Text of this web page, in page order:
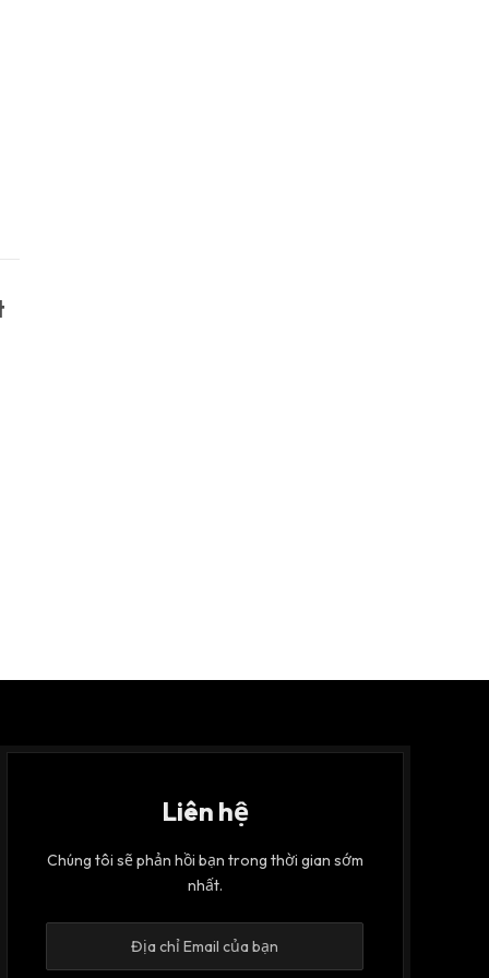
Liên hệ
Chúng tôi sẽ phản hồi bạn trong thời gian sớm
nhất.